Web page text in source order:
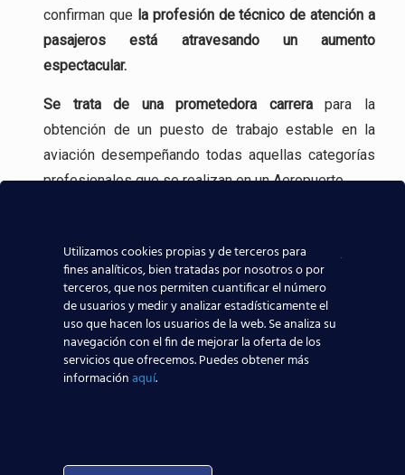
confirman que la profesión de técnico de atención a
pasajeros está atravesando un aumento
espectacular.
Se trata de unaprometedora carrerapara la
obtención de un puesto de trabajo estable en la
aviación desempeñando todas aquellas categorías
profesionales que se realizan en un Aeropuerto.
aeronáutica, tenemos
contacto directo con las
compañías aeronáuticas, lo que sin duda ayudará a
que todos los alumnos de nuestros centros
aeronáuticos destaquen y consigan mejores y
mayores posibilidades reales de trabajar en el
sector aeronáutico.
Utilizamos cookies propias y de terceros para
fines analíticos, bien tratadas por nosotros o por
terceros, que nos permiten cuantificar el número
de usuarios y medir y analizar estadísticamente el
uso que hacen los usuarios de la web. Se analiza su
navegación con el fin de mejorar la oferta de los
servicios que ofrecemos. Puedes obtener más
informaciónaquí.